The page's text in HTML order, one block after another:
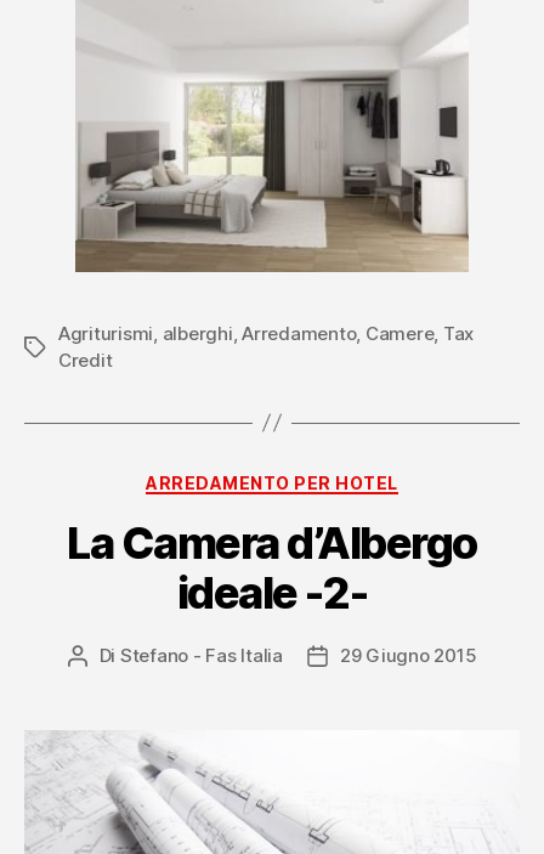
Tag
Agriturismi alberghi ,Arredamento, Camere, Tax
Credit
Categorie
ARREDAMENTO PER HOTEL
La Camera d’Albergo
ideale -2-
Autore
Di Stefano - Fas Italia
Data29 Giugno 2015